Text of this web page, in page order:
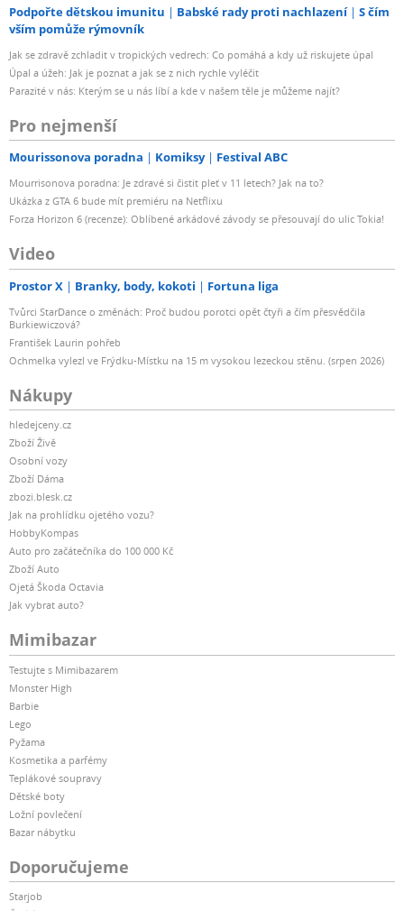
Podpořte dětskou imunitu Babské rady proti nachlazení
S čím
vším pomůže rýmovník
Jak se zdravě zchladit v tropických vedrech: Co pomáhá a kdy už riskujete úpal
Úpal a úžeh: Jak je poznat a jak se z nich rychle vyléčit
Parazité v nás: Kterým se u nás líbí a kde v našem těle je můžeme najít?
Pro nejmenší
Mourissonova poradna Komiksy Festival ABC
Mourrisonova poradna: Je zdravé si čistit pleť v 11 letech? Jak na to?
Ukázka z GTA 6 bude mít premiéru na Netflixu
Forza Horizon 6 (recenze): Oblíbené arkádové závody se přesouvají do ulic Tokia!
Video
Prostor X Branky, body, kokoti Fortuna liga
Tvůrci StarDance o změnách: Proč budou porotci opět čtyři a čím přesvědčila
Burkiewiczová?
František Laurin pohřeb
Ochmelka vylezl ve Frýdku-Místku na 15 m vysokou lezeckou stěnu. (srpen 2026)
Nákupy
hledejceny.cz
Zboží Živě
Osobní vozy
Zboží Dáma
zbozi.blesk.cz
Jak na prohlídku ojetého vozu?
HobbyKompas
Auto pro začátečníka do 100 000 Kč
Zboží Auto
Ojetá Škoda Octavia
Jak vybrat auto?
Mimibazar
Testujte s Mimibazarem
Monster High
Barbie
Lego
Pyžama
Kosmetika a parfémy
Teplákové soupravy
Dětské boty
Ložní povlečení
Bazar nábytku
Doporučujeme
Starjob